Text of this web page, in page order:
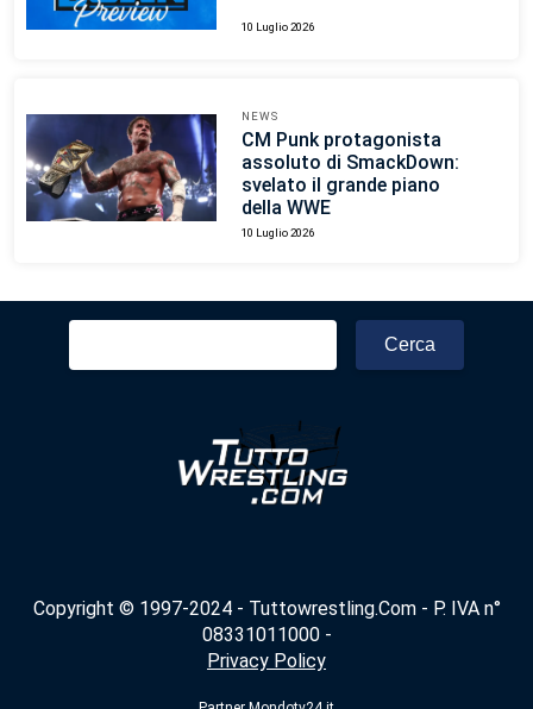
10 Luglio 2026
NEWS
CM Punk protagonista
assoluto di SmackDown:
svelato il grande piano
della WWE
10 Luglio 2026
Copyright © 1997-2024 - Tuttowrestling.Com - P. IVA n°
08331011000 -
Privacy Policy